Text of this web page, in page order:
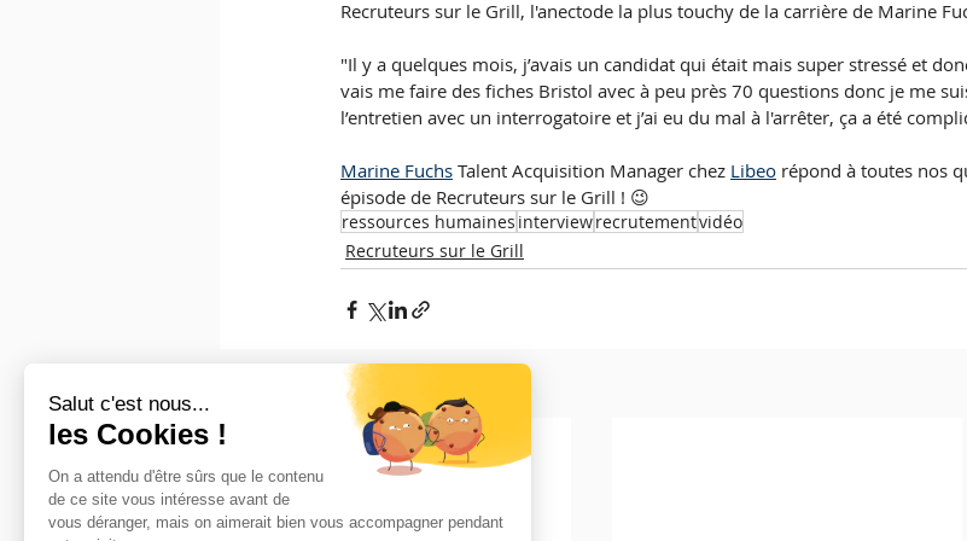
Recruteurs sur le Grill, l'anectode la plus touchy de la carrière de Marine
"Il y a quelques mois, j’avais un candidat qui était mais super stressé et
vais me faire des fiches Bristol avec à peu près 70 questions donc je me
l’entretien avec un interrogatoire et j’ai eu du mal à l'arrêter, ça a été
Marine Fuchs Talent Acquisition Manager chez Libeo répond à toutes nos
épisode de Recruteurs sur le Grill ! 😉
ressources humaines interviewrecrutementvidéo
Recruteurs sur le Grill
Posts récents